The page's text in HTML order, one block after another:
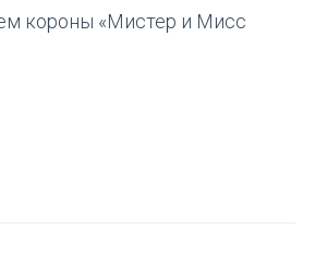
короны «Мистер и Мисс